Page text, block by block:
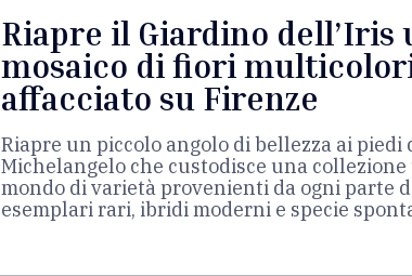
Riapre il Giardino dell’Iris
mosaico di fiori
affacciato su Firenze
Riapre un piccolo angolo di bellezza ai piedi
Michelangelo che custodisce una collezione
mondo di varietà provenienti da ogni parte
esemplari rari, ibridi moderni e specie